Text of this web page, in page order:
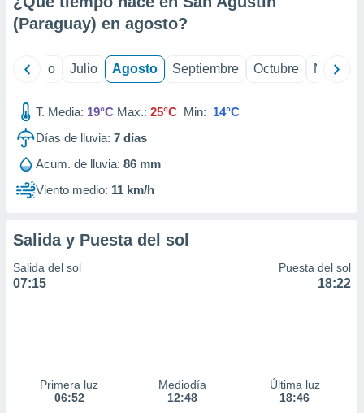
e
publicidad
publicidad
de
(Paraguay) en agosto?
Junio Julio Agosto Septiembre Octubre
T. Media: 19°C Max.: 25°C Min: 14°C
Días de lluvia: 7 días
Acum. de lluvia: 86 mm
Viento medio: 11 km/h
Salida y Puesta del sol
Salida del sol
07:15
Puesta del sol
18:22
Primera luz
06:52
Mediodía
12:48
Última luz
18:46